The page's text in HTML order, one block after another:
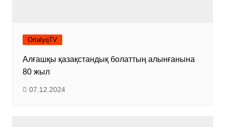
OrtalyqTV
Алғашқы қазақстандық болаттың алынғанына
80 жыл
07.12.2024